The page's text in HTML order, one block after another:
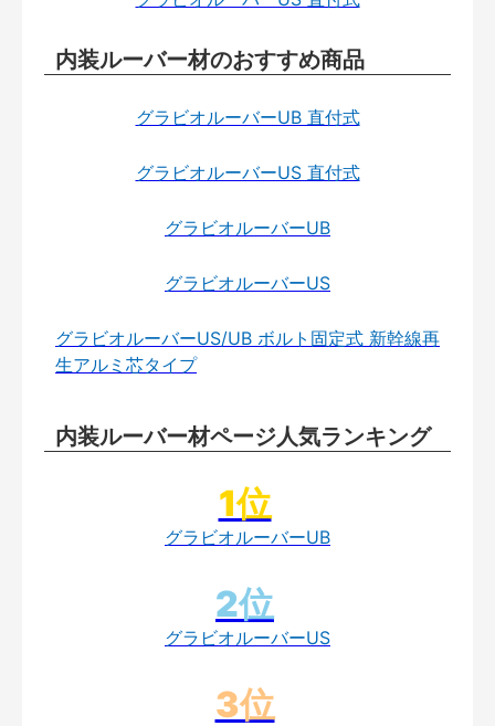
内装ルーバー材のおすすめ商品
グラビオルーバーUB 直付式
グラビオルーバーUS 直付式
グラビオルーバーUB
グラビオルーバーUS
グラビオルーバーUS/UB ボルト固定式 新幹線再
生アルミ芯タイプ
内装ルーバー材ページ人気ランキング
グラビオルーバーUB
グラビオルーバーUS